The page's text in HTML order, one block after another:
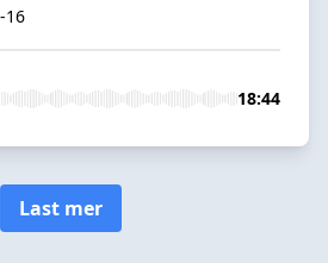
16
18:44
Last mer